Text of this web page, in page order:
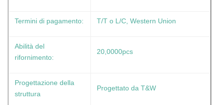
Termini di pagamento: T/T o L/C, Western Union
Abilità del
rifornimento:
20,0000pcs
Progettazione della
struttura
Progettato da T&W